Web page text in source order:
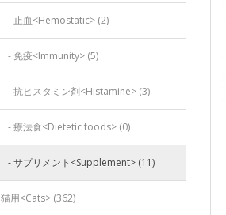
- 止血<Hemostatic> (2)
- 免疫<Immunity> (5)
- 抗ヒスタミン剤<Histamine> (3)
- 療法食<Dietetic foods> (0)
- サプリメント<Supplement> (11)
猫用<Cats> (362)